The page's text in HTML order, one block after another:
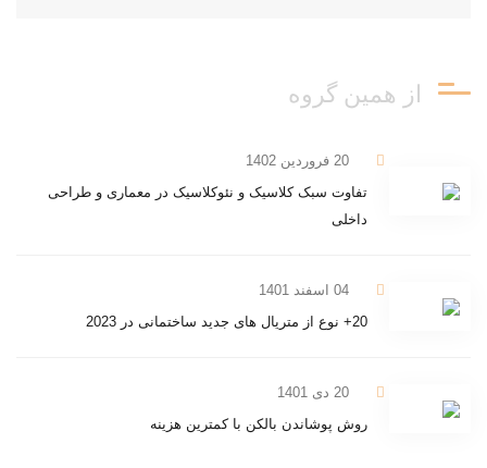
از همین گروه
تفاوت سبک کلاسیک و نئوکلاسیک در معماری و طراحی
داخلی
20+ نوع از متریال های جدید ساختمانی در 2023
روش پوشاندن بالکن با کمترین هزینه